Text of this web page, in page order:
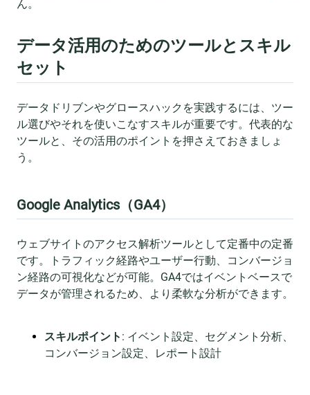
ん。
データ活用のためのツールとスキル
セット
データドリブンやグロースハックを実践するには、ツー
ル選びやそれを使いこなすスキルが重要です。代表的な
ツールと、その活用のポイントを押さえておきましょ
う。
Google Analytics（GA4）
ウェブサイトのアクセス解析ツールとして定番中の定番
です。トラフィック経路やユーザー行動、コンバージョ
ン経路の可視化などが可能。GA4ではイベントベースで
データが管理されるため、より柔軟な分析ができます。
スキルポイント : イベント設定、セグメント分析、
コンバージョン設定、レポート設計